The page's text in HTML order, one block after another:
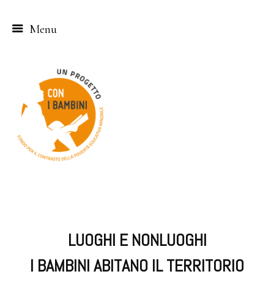
Menu
content
LUOGHI E NONLUOGHI
I BAMBINI ABITANO IL TERRITORIO